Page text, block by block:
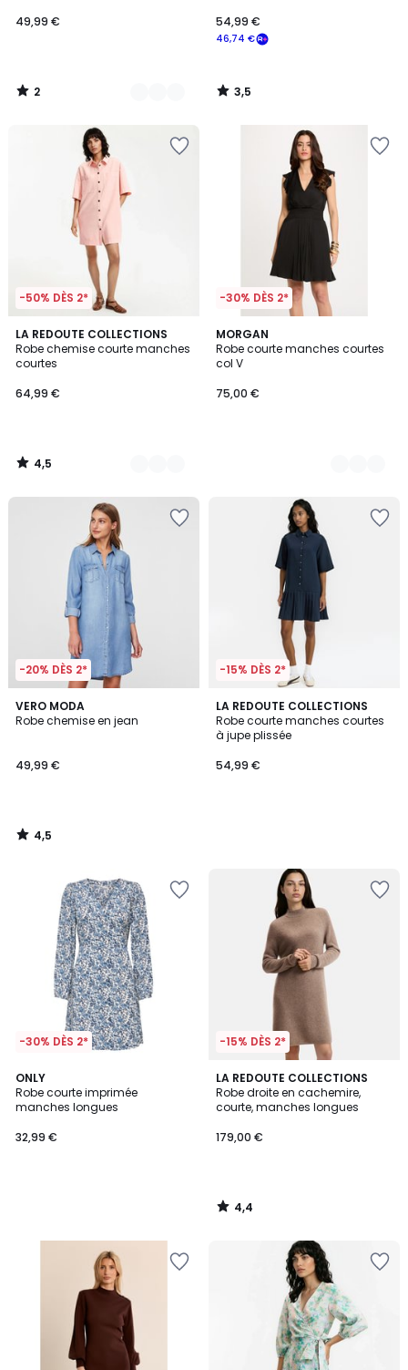
49,99 €
2
/
46,74 €
54,99 €
3,5
/
-50% DÈS 2*
LA REDOUTE COLLECTIONS
Robe chemise courte manches
courtes
64,99 €
4,5
/ 5
2
Couleurs
4,5
/
-30% DÈS 2*
MORGAN
Robe courte manches courtes
col V
75,00 €
2
Couleurs
-20% DÈS 2*
VERO MODA
Robe chemise en jean
49,99 €
4,5
/ 5
4,5
/
-15% DÈS 2*
LA REDOUTE COLLECTIONS
Robe courte manches courtes
à jupe plissée
54,99 €
-30% DÈS 2*
ONLY
Robe courte imprimée
manches longues
32,99 €
-15% DÈS 2*
LA REDOUTE COLLECTIONS
Robe droite en cachemire,
courte, manches longues
179,00 €
4,4
/ 5
4,4
/